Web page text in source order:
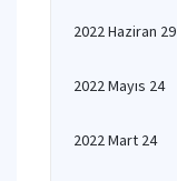
2022 Haziran 29
2022 Mayıs 24
2022 Mart 24